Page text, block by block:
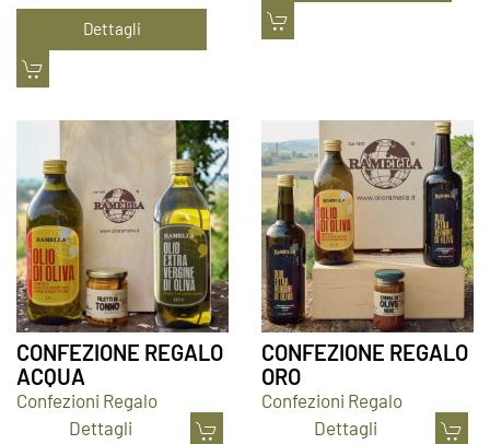
Dettagli
CONFEZIONE REGALO
ACQUA
Confezioni Regalo
Dettagli
CONFEZIONE REGALO
ORO
Confezioni Regalo
Dettagli